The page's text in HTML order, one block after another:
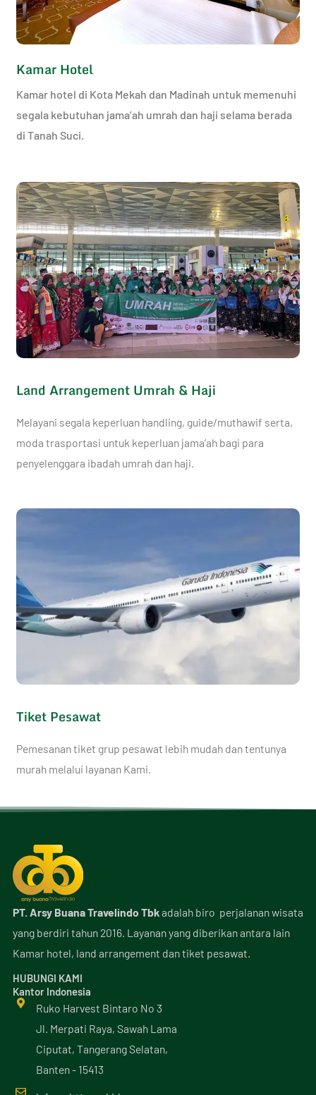
Kamar Hotel
Kamar hotel di Kota Mekah dan Madinah untuk memenuhi
segala kebutuhan jama’ah umrah dan haji selama berada
di Tanah Suci.
Land Arrangement Umrah & Haji
Melayani segala keperluan handling, guide/muthawif serta,
moda trasportasi untuk keperluan jama’ah bagi para
penyelenggara ibadah umrah dan haji.
Tiket Pesawat
Pemesanan tiket grup pesawat lebih mudah dan tentunya
murah melalui layanan Kami.
PT. Arsy Buana Travelindo Tbkadalah biro perjalanan wisata
yang berdiri tahun 2016. Layanan yang diberikan antara lain
Kamar hotel, land arrangement dan tiket pesawat.
HUBUNGI KAMI
Kantor Indonesia
Ruko Harvest Bintaro No 3
Jl. Merpati Raya, Sawah Lama
Ciputat, Tangerang Selatan,
Banten - 15413